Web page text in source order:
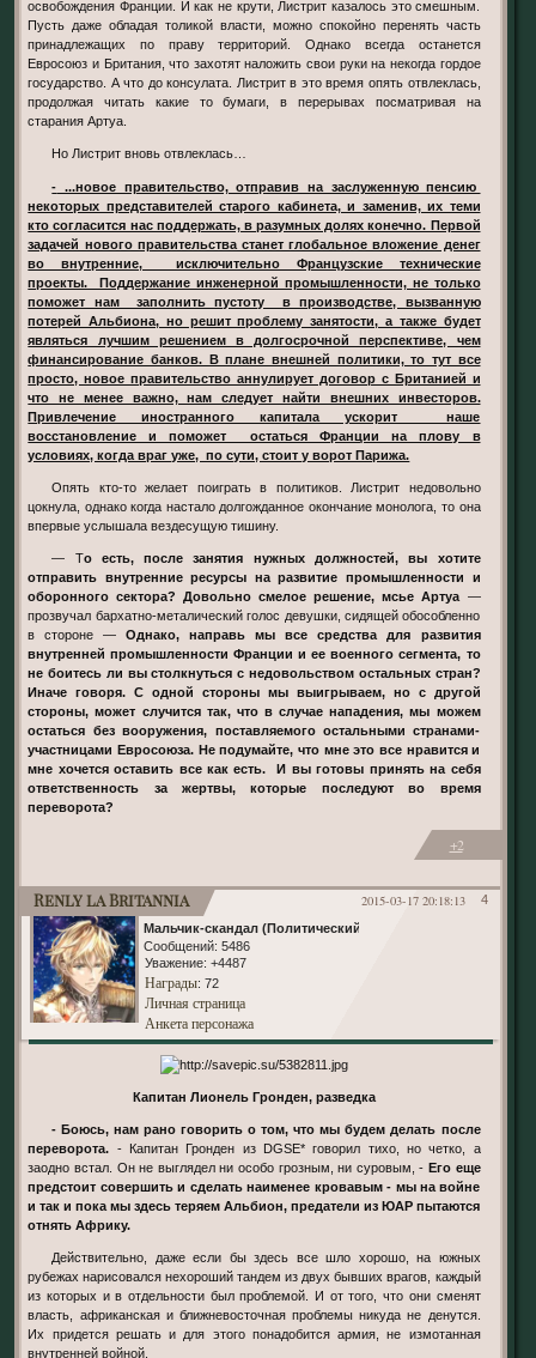
освобождения Франции. И как не крути, Листрит казалось это смешным.
Пусть даже обладая толикой власти, можно спокойно перенять часть
принадлежащих по праву территорий. Однако всегда останется
Евросоюз и Британия, что захотят наложить свои руки на некогда гордое
государство. А что до консулата. Листрит в это время опять отвлеклась,
продолжая читать какие то бумаги, в перерывах посматривая на
старания Артуа.
Но Листрит вновь отвлеклась…
- ...новое правительство, отправив на заслуженную пенсию
некоторых представителей старого кабинета, и заменив, их теми
кто согласится нас поддержать, в разумных долях конечно. Первой
задачей нового правительства станет глобальное вложение денег
во внутренние, исключительно Французские технические
проекты. Поддержание инженерной промышленности, не только
поможет нам заполнить пустоту в производстве, вызванную
потерей Альбиона, но решит проблему занятости, а также будет
являться лучшим решением в долгосрочной перспективе, чем
финансирование банков. В плане внешней политики, то тут все
просто, новое правительство аннулирует договор с Британией и
что не менее важно, нам следует найти внешних инвесторов.
Привлечение иностранного капитала ускорит наше
восстановление и поможет остаться Франции на плову в
условиях, когда враг уже, по сути, стоит у ворот Парижа.
Опять кто-то желает поиграть в политиков. Листрит недовольно
цокнула, однако когда настало долгожданное окончание монолога, то она
впервые услышала вездесущую тишину.
— То есть, после занятия нужных должностей, вы хотите
отправить внутренние ресурсы на развитие промышленности и
оборонного сектора? Довольно смелое решение, мсье Артуа —
прозвучал бархатно-металический голос девушки, сидящей обособленно
в стороне —Однако, направь мы все средства для развития
внутренней промышленности Франции и ее военного сегмента, то
не боитесь ли вы столкнуться с недовольством остальных стран?
Иначе говоря. С одной стороны мы выигрываем, но с другой
стороны, может случится так, что в случае нападения, мы можем
остаться без вооружения, поставляемого остальными странами-
участницами Евросоюза. Не подумайте, что мне это все нравится и
мне хочется оставить все как есть. И вы готовы принять на себя
ответственность за жертвы, которые последуют во время
переворота?
+2
4
2015-03-17 20:18:13
Renly la Britannia
Мальчик-скандал (Политический)
Сообщений: 5486
Уважение: +4487
Награды: 72
Личная страница
Анкета персонажа
Капитан Лионель Гронден, разведка
- Боюсь, нам рано говорить о том, что мы будем делать после
переворота. - Капитан Гронден из DGSE* говорил тихо, но четко, а
заодно встал. Он не выглядел ни особо грозным, ни суровым, - Его еще
предстоит совершить и сделать наименее кровавым - мы на войне
и так и пока мы здесь теряем Альбион, предатели из ЮАР пытаются
отнять Африку.
Действительно, даже если бы здесь все шло хорошо, на южных
рубежах нарисовался нехороший тандем из двух бывших врагов, каждый
из которых и в отдельности был проблемой. И от того, что они сменят
власть, африканская и ближневосточная проблемы никуда не денутся.
Их придется решать и для этого понадобится армия, не измотанная
внутренней войной.